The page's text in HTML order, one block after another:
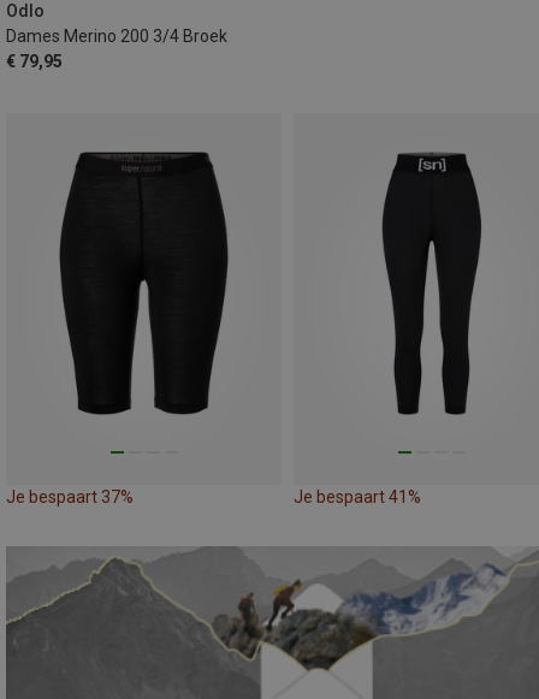
Odlo
Dames Merino 200 3/4 Broek
€ 79,95
Je bespaart 37% Je bespaart 41%